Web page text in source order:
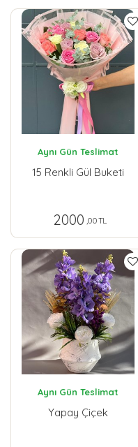
Aynı Gün Teslimat
15 Renkli Gül Buketi
2000 ,00 TL
Aynı Gün Teslimat
Yapay Çiçek